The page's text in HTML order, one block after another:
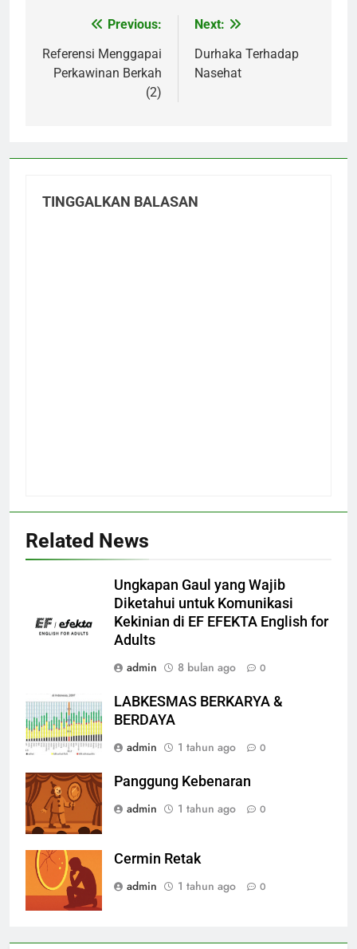
Navigasi
pos
Previous:
Referensi Menggapai
Perkawinan Berkah
(2)
Next:
Durhaka Terhadap
Nasehat
TINGGALKAN BALASAN
Related News
Ungkapan Gaul yang Wajib
Diketahui untuk Komunikasi
Kekinian di EF EFEKTA English for
Adults
admin
8 bulan ago 0
LABKESMAS BERKARYA &
BERDAYA
admin
1 tahun ago 0
Panggung Kebenaran
admin
1 tahun ago 0
Cermin Retak
admin
1 tahun ago 0